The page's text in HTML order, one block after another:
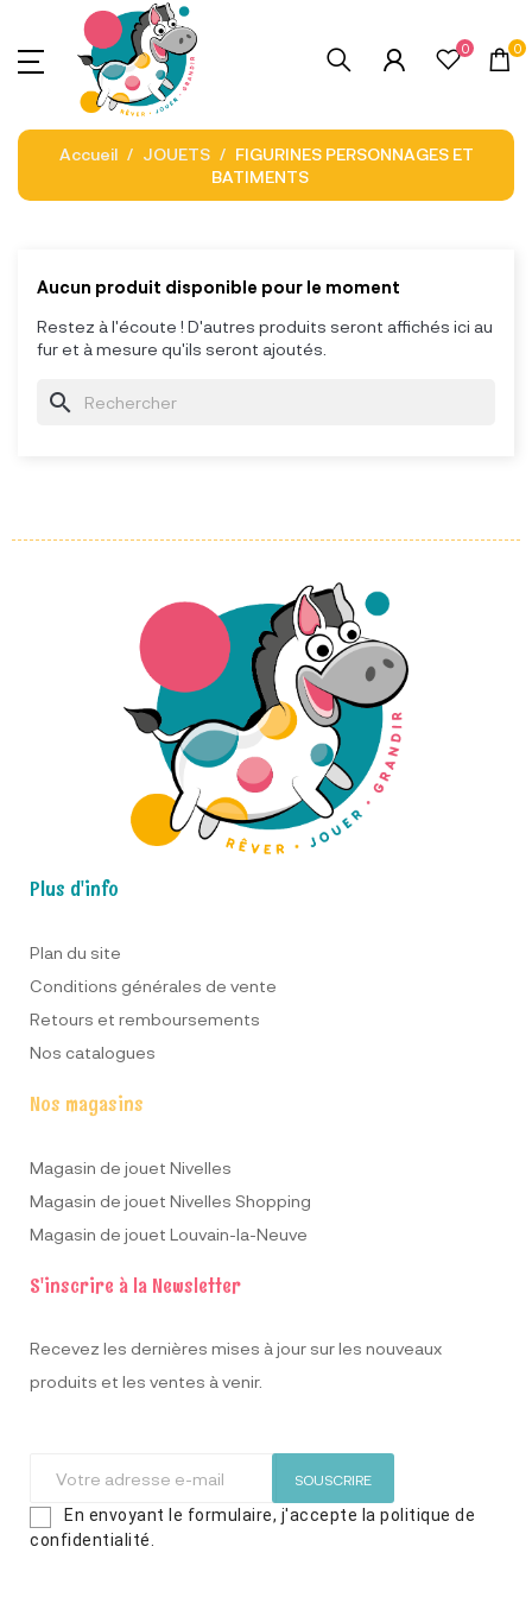
0 0
Accueil JOUETS
FIGURINES PERSONNAGES ET
BATIMENTS
Aucun produit disponible pour le moment
Restez à l'écoute ! D'autres produits seront affichés ici au
fur et à mesure qu'ils seront ajoutés.
search
Plus d'info
Plan du site
Conditions générales de vente
Retours et remboursements
Nos catalogues
Nos magasins
Magasin de jouet Nivelles
Magasin de jouet Nivelles Shopping
Magasin de jouet Louvain-la-Neuve
S'inscrire à la Newsletter
Recevez les dernières mises à jour sur les nouveaux
produits et les ventes à venir.
SOUSCRIRE
En envoyant le formulaire, j'accepte la politique de
confidentialité.